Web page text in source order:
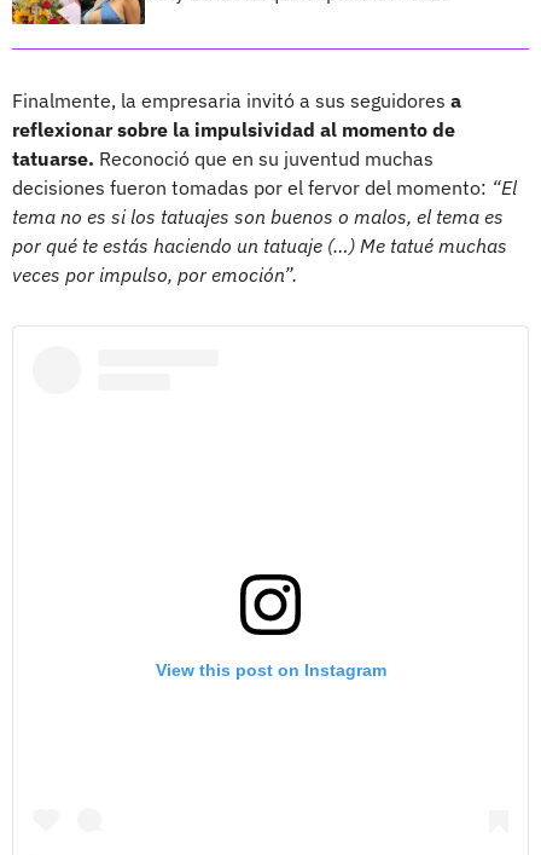
Finalmente, la empresaria invitó a sus seguidores a
reflexionar sobre la impulsividad al momento de
tatuarse. Reconoció que en su juventud muchas
decisiones fueron tomadas por el fervor del momento: “El
tema no es si los tatuajes son buenos o malos, el tema es
por qué te estás haciendo un tatuaje (…) Me tatué muchas
veces por impulso, por emoción”.
View this post on Instagram